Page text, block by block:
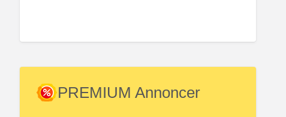
PREMIUM Annoncer